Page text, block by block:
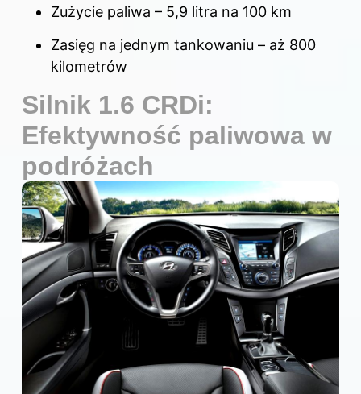
Zużycie paliwa – 5,9 litra na 100 km
Zasięg na jednym tankowaniu – aż 800
kilometrów
Silnik 1.6 CRDi:
Efektywność paliwowa w
podróżach